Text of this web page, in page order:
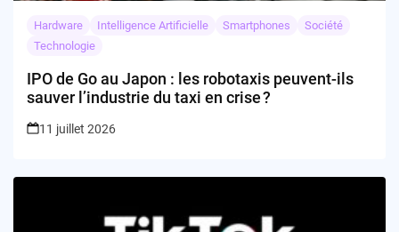
Hardware Intelligence Artificielle Smartphones
Société
Technologie
IPO de Go au Japon : les robotaxis peuvent-ils
sauver l’industrie du taxi en crise ?
11 juillet 2026